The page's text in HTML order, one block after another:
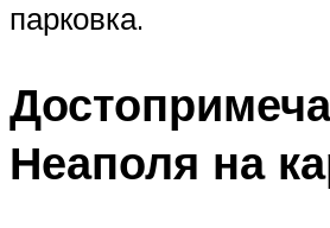
парковка.
Неаполя на